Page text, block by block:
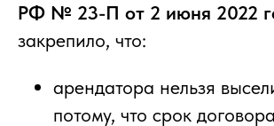
РФ № 23-П от 2 июня 2022
закрепило, что:
арендатора нельзя
потому, что срок